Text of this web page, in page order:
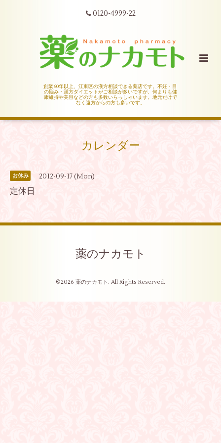
0120-4999-22
創業60年以上、江東区の漢方相談できる薬店です。不妊・目
の悩み・漢方ダイエットがご相談が多いですが、何よりも健
康維持や美容などの方も多数いらっしゃいます。地元だけで
なく遠方からの方も多いです。
カレンダー
お休み 2012-09-17 (Mon)
定休日
薬のナカモト
©2026 薬のナカモト . All Rights Reserved.